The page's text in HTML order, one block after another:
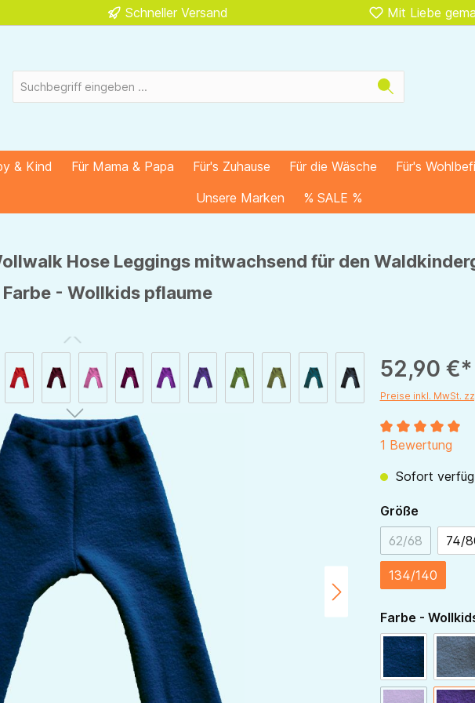
Schneller Versand Mit Liebe
& Kind Für Mama & Papa Für's Zuhause Für die Wäsche Für's
Unsere Marken
% SALE %
Hose Leggings mitwachsend für den
- Wollkids pflaume
52,90 €*
Preise inkl. MwSt.
1 Bewertung
Sofort
Größe
62/68(Diese 74/
134/140
Farbe -
navy